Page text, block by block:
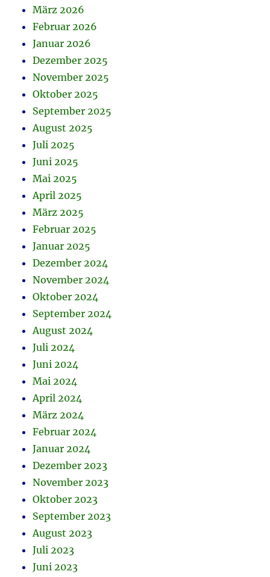
März 2026
Februar 2026
Januar 2026
Dezember 2025
November 2025
Oktober 2025
September 2025
August 2025
Juli 2025
Juni 2025
Mai 2025
April 2025
März 2025
Februar 2025
Januar 2025
Dezember 2024
November 2024
Oktober 2024
September 2024
August 2024
Juli 2024
Juni 2024
Mai 2024
April 2024
März 2024
Februar 2024
Januar 2024
Dezember 2023
November 2023
Oktober 2023
September 2023
August 2023
Juli 2023
Juni 2023